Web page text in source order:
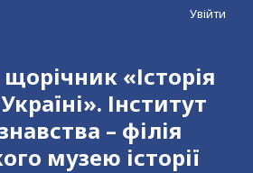
«Історія
Інститут
– філія
музею історії
Увійти